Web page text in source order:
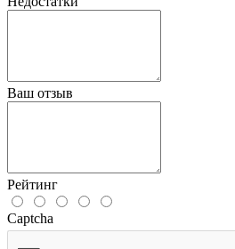
Ваш отзыв
Рейтинг
Captcha